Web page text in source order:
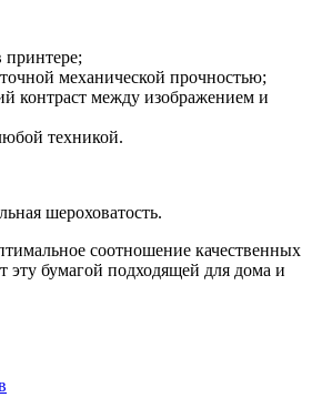
принтере;
механической прочностью;
контраст между изображением и
техникой.
шероховатость.
соотношение качественных
эту бумагой подходящей для дома и